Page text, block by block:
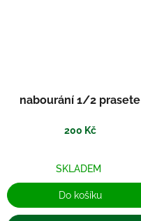
nabourání 1/2 prasete
200 Kč
SKLADEM
Do košíku